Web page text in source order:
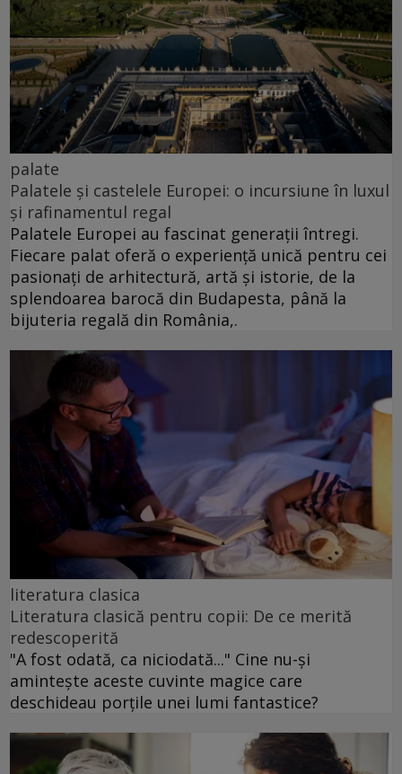
palate
Palatele și castelele Europei: o incursiune în luxul
și rafinamentul regal
Palatele Europei au fascinat generații întregi.
Fiecare palat oferă o experiență unică pentru cei
pasionați de arhitectură, artă și istorie, de la
splendoarea barocă din Budapesta, până la
bijuteria regală din România,.
literatura clasica
Literatura clasică pentru copii: De ce merită
redescoperită
"A fost odată, ca niciodată..." Cine nu-și
amintește aceste cuvinte magice care
deschideau porțile unei lumi fantastice?